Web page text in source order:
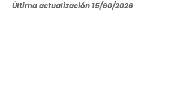
Última actualización 15/60/2026